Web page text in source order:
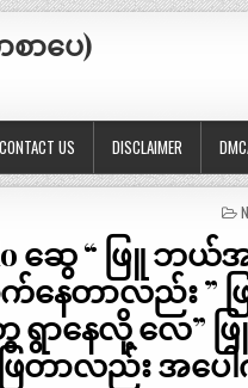
စာပေ)
CONTACT US DISCLAIMER
ဆွေ “ ဖြူ ဘယ်အ
ေတာလည်း ” ဖ
ရွာနေလို့ လေ”
ေတာလည်း အပ